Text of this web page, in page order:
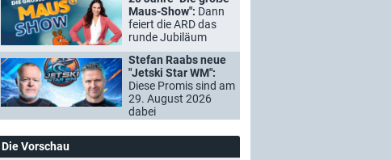
Maus-Show": Dann
feiert die ARD das
runde Jubiläum
Stefan Raabs neue
"Jetski Star WM":
Diese Promis sind am
29. August 2026
dabei
Die Vorschau